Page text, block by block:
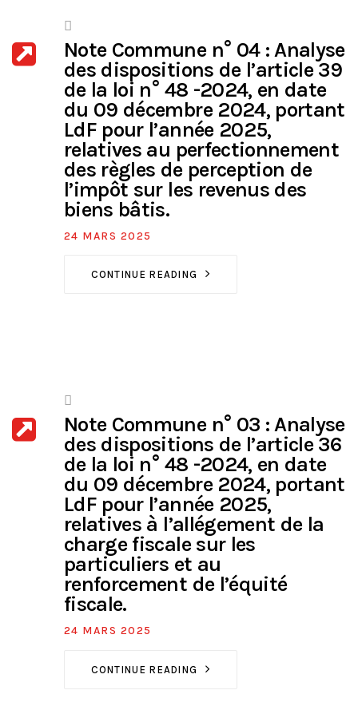
Note Commune n° 04 : Analyse
des dispositions de l’article 39
de la loi n° 48 -2024, en date
du 09 décembre 2024, portant
LdF pour l’année 2025,
relatives au perfectionnement
des règles de perception de
l’impôt sur les revenus des
biens bâtis.
24 MARS 2025
CONTINUE READING
Note Commune n° 03 : Analyse
des dispositions de l’article 36
de la loi n° 48 -2024, en date
du 09 décembre 2024, portant
LdF pour l’année 2025,
relatives à l’allégement de la
charge fiscale sur les
particuliers et au
renforcement de l’équité
fiscale.
24 MARS 2025
CONTINUE READING